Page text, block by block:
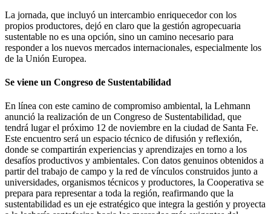
La jornada, que incluyó un intercambio enriquecedor con los
propios productores, dejó en claro que la gestión agropecuaria
sustentable no es una opción, sino un camino necesario para
responder a los nuevos mercados internacionales, especialmente los
de la Unión Europea.
Se viene un Congreso de Sustentabilidad
En línea con este camino de compromiso ambiental, la Lehmann
anunció la realización de un Congreso de Sustentabilidad, que
tendrá lugar el próximo 12 de noviembre en la ciudad de Santa Fe.
Este encuentro será un espacio técnico de difusión y reflexión,
donde se compartirán experiencias y aprendizajes en torno a los
desafíos productivos y ambientales. Con datos genuinos obtenidos a
partir del trabajo de campo y la red de vínculos construidos junto a
universidades, organismos técnicos y productores, la Cooperativa se
prepara para representar a toda la región, reafirmando que la
sustentabilidad es un eje estratégico que integra la gestión y proyecta